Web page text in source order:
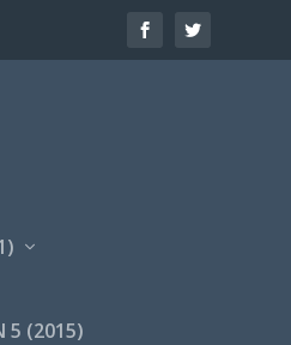
5 (2015)